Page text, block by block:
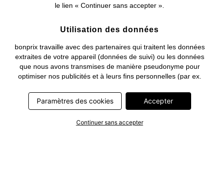
le lien « Continuer sans accepter ».
Utilisation des données
bonprix travaille avec des partenaires qui traitent les données
extraites de votre appareil (données de suivi) ou les données
que nous avons transmises de manière pseudonyme pour
optimiser nos publicités et à leurs fins personnelles (par ex.
cadre, non seulement la collecte des données de suivi ou la
transmission de vos données pseudonymisées mais également
nécessitent un consentement. Les données de suivi seront alors
Paramètres des cookies Accepter
Continuer sans accepter